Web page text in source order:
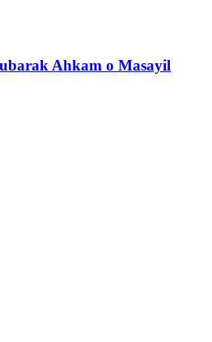
Ahkam o Masayil